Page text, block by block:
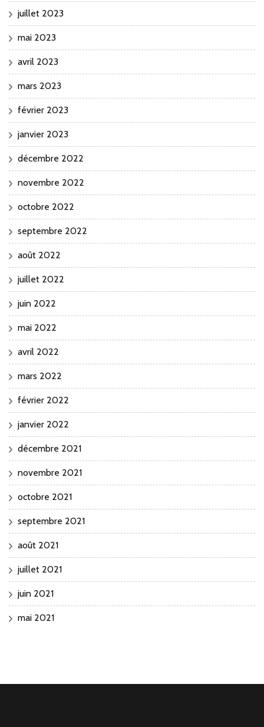
juillet 2023
mai 2023
avril 2023
mars 2023
février 2023
janvier 2023
décembre 2022
novembre 2022
octobre 2022
septembre 2022
août 2022
juillet 2022
juin 2022
mai 2022
avril 2022
mars 2022
février 2022
janvier 2022
décembre 2021
novembre 2021
octobre 2021
septembre 2021
août 2021
juillet 2021
juin 2021
mai 2021